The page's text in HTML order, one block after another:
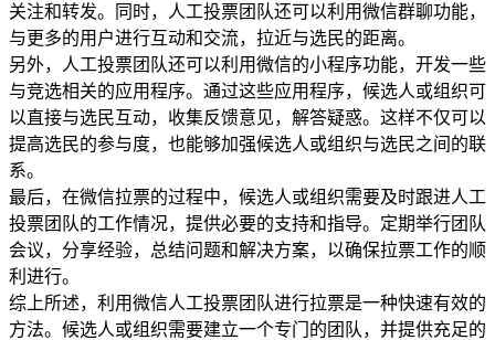
关注和转发。同时，人工投票团队还可以利用微信群聊功能，
与更多的用户进行互动和交流，拉近与选民的距离。
另外，人工投票团队还可以利用微信的小程序功能，开发一些
与竞选相关的应用程序。通过这些应用程序，候选人或组织可
以直接与选民互动，收集反馈意见，解答疑惑。这样不仅可以
提高选民的参与度，也能够加强候选人或组织与选民之间的联
系。
最后，在微信拉票的过程中，候选人或组织需要及时跟进人工
投票团队的工作情况，提供必要的支持和指导。定期举行团队
会议，分享经验，总结问题和解决方案，以确保拉票工作的顺
利进行。
综上所述，利用微信人工投票团队进行拉票是一种快速有效的
方法。候选人或组织需要建立一个专门的团队，并提供充足的